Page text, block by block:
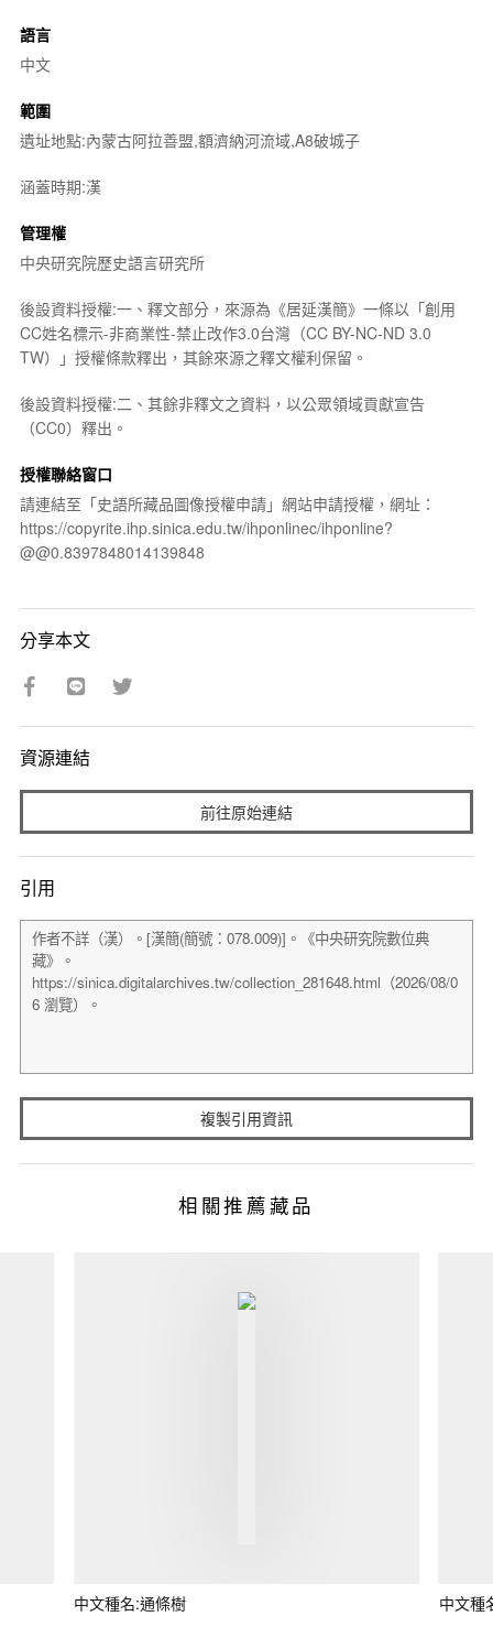
語言
中文
範圍
遺址地點:內蒙古阿拉善盟,額濟納河流域,A8破城子
涵蓋時期:漢
管理權
中央研究院歷史語言研究所
後設資料授權:一、釋文部分，來源為《居延漢簡》一條以「創用
CC姓名標示-非商業性-禁止改作3.0台灣（CC BY-NC-ND 3.0
TW）」授權條款釋出，其餘來源之釋文權利保留。
後設資料授權:二、其餘非釋文之資料，以公眾領域貢獻宣告
（CC0）釋出。
授權聯絡窗口
請連結至「史語所藏品圖像授權申請」網站申請授權，網址：
https://copyrite.ihp.sinica.edu.tw/ihponlinec/ihponline?
@@0.8397848014139848
分享本文
資源連結
前往原始連結
引用
複製引用資訊
相關推薦藏品
中文種名:通條樹 中文種